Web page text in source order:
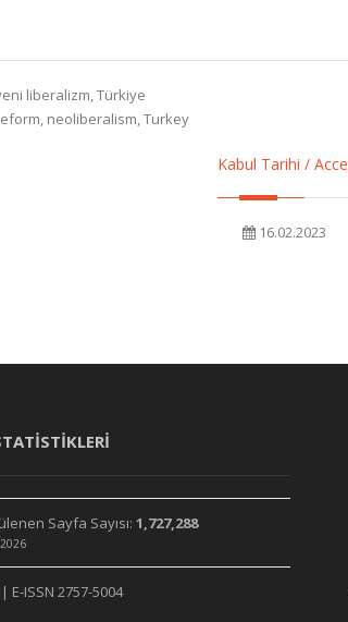
liberalizm, Türkiye
neoliberalism, Turkey
Kabul Tarihi /
16.02.2023
Sayfa Sayısı: 1,727,288
E-ISSN 2757-5004